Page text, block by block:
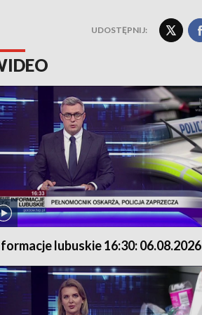
UDOSTĘPNIJ:
lubuskie 16:30: 06.08.2026